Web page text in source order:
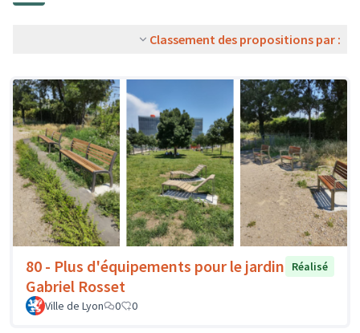
Classement des propositions par :
80 - Plus d'équipements pour le jardin
Gabriel Rosset
Réalisé
Ville de Lyon 0 0